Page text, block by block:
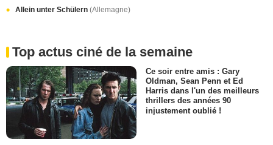
Allein unter Schülern (Allemagne)
Top actus ciné de la semaine
Ce soir entre amis : Gary
Oldman, Sean Penn et Ed
Harris dans l'un des meilleurs
thrillers des années 90
injustement oublié !